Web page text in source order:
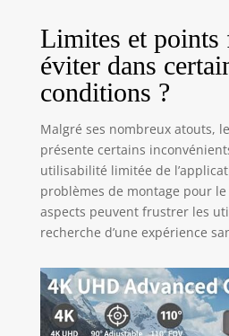
Limites et points
éviter dans
conditions ?
Malgré ses nombreux atouts,
présente certains
utilisabilité limitée de
problèmes de montage pour le
aspects peuvent frustrer les
recherche d’une expérience